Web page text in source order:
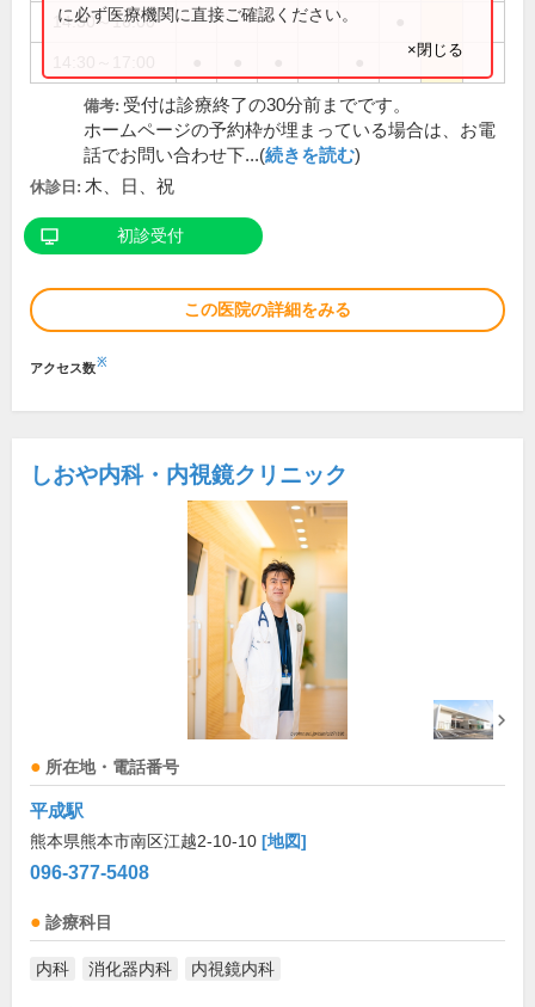
14:30～16:00
に必ず医療機関に直接ご確認ください。
×閉じる
備考: 受付は診療終了の30分前までです。
ホームページの予約枠が埋まっている場合は、お電
話でお問い合わせ下...(続きを読む)
休診日: 木、日、祝
初診受付
この医院の詳細をみる
アクセス数※
しおや内科・内視鏡クリニック
所在地・電話番号
平成駅
熊本県熊本市南区江越2-10-10 [地図]
096-377-5408
診療科目
内科 消化器内科 内視鏡内科